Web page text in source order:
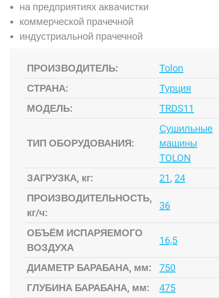
на предприятиях аквачистки
коммерческой прачечной
индустриальной прачечной
ПРОИЗВОДИТЕЛЬ:
Tolon
СТРАНА:
Турция
МОДЕЛЬ:
TRDS11
ТИП ОБОРУДОВАНИЯ:
Сушильные
машины
TOLON
ЗАГРУЗКА, кг:
21, 24
ПРОИЗВОДИТЕЛЬНОСТЬ,
кг/ч:
36
ОБЪЁМ ИСПАРЯЕМОГО
ВОЗДУХА
16,5
ДИАМЕТР БАРАБАНА, мм:
750
ГЛУБИНА БАРАБАНА, мм:
475